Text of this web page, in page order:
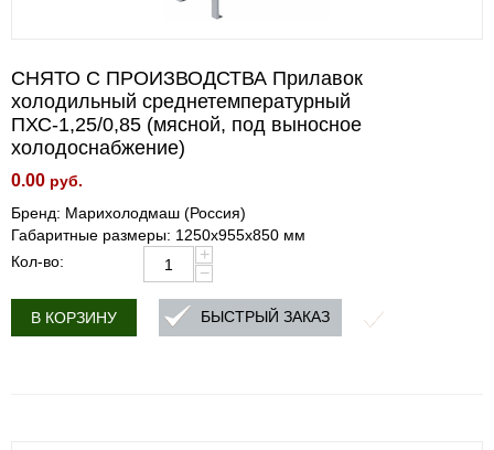
СНЯТО С ПРОИЗВОДСТВА Прилавок
холодильный среднетемпературный
ПХС-1,25/0,85 (мясной, под выносное
холодоснабжение)
0.00 руб.
Бренд: Марихолодмаш (Россия)
Габаритные размеры: 1250х955х850 мм
Кол-во:
+
−
В КОРЗИНУ БЫСТРЫЙ ЗАКАЗ